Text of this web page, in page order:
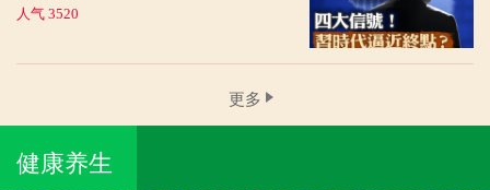
人气 3520
更多
健康养生